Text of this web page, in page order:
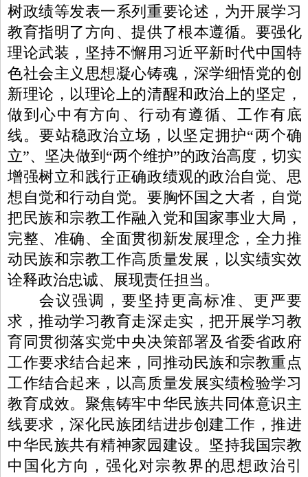
树政绩等发表一系列重要论述，为开展学习
教育指明了方向、提供了根本遵循。要强化
理论武装，坚持不懈用习近平新时代中国特
色社会主义思想凝心铸魂，深学细悟党的创
新理论，以理论上的清醒和政治上的坚定，
做到心中有方向、行动有遵循、工作有底
线。要站稳政治立场，以坚定拥护“两个确
立”、坚决做到“两个维护”的政治高度，切实
增强树立和践行正确政绩观的政治自觉、思
想自觉和行动自觉。要胸怀国之大者，自觉
把民族和宗教工作融入党和国家事业大局，
完整、准确、全面贯彻新发展理念，全力推
动民族和宗教工作高质量发展，以实绩实效
诠释政治忠诚、展现责任担当。
会议强调，要坚持更高标准、更严要
求，推动学习教育走深走实，把开展学习教
育同贯彻落实党中央决策部署及省委省政府
工作要求结合起来，同推动民族和宗教重点
工作结合起来，以高质量发展实绩检验学习
教育成效。聚焦铸牢中华民族共同体意识主
线要求，深化民族团结进步创建工作，推进
中华民族共有精神家园建设。坚持我国宗教
中国化方向，强化对宗教界的思想政治引